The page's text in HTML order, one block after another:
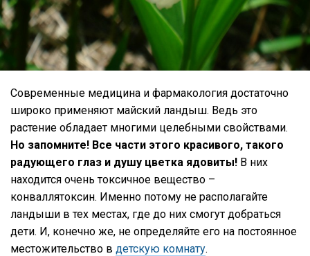
Современные медицина и фармакология достаточно
широко применяют майский ландыш. Ведь это
растение обладает многими целебными свойствами.
Но запомните! Все части этого красивого, такого
радующего глаз и душу цветка ядовиты! В них
находится очень токсичное вещество –
конваллятоксин. Именно потому не располагайте
ландыши в тех местах, где до них смогут добраться
дети. И, конечно же, не определяйте его на постоянное
местожительство в детскую комнату.